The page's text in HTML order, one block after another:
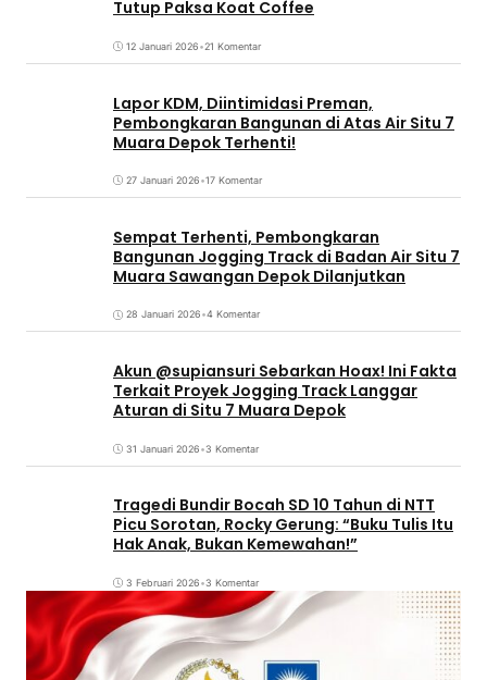
Tutup Paksa Koat Coffee
12 Januari 2026•21 Komentar
Lapor KDM, Diintimidasi Preman,
Pembongkaran Bangunan di Atas Air Situ 7
Muara Depok Terhenti!
27 Januari 2026•17 Komentar
Sempat Terhenti, Pembongkaran
Bangunan Jogging Track di Badan Air Situ 7
Muara Sawangan Depok Dilanjutkan
28 Januari 2026•4 Komentar
Akun @supiansuri Sebarkan Hoax! Ini Fakta
Terkait Proyek Jogging Track Langgar
Aturan di Situ 7 Muara Depok
31 Januari 2026•3 Komentar
Tragedi Bundir Bocah SD 10 Tahun di NTT
Picu Sorotan, Rocky Gerung: “Buku Tulis Itu
Hak Anak, Bukan Kemewahan!”
3 Februari 2026•3 Komentar